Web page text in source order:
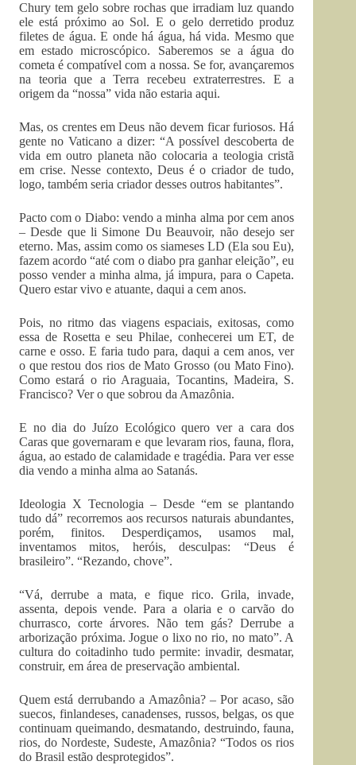
Chury tem gelo sobre rochas que irradiam luz quando
ele está próximo ao Sol. E o gelo derretido produz
filetes de água. E onde há água, há vida. Mesmo que
em estado microscópico. Saberemos se a água do
cometa é compatível com a nossa. Se for, avançaremos
na teoria que a Terra recebeu extraterrestres. E a
origem da “nossa” vida não estaria aqui.
Mas, os crentes em Deus não devem ficar furiosos. Há
gente no Vaticano a dizer: “A possível descoberta de
vida em outro planeta não colocaria a teologia cristã
em crise. Nesse contexto, Deus é o criador de tudo,
logo, também seria criador desses outros habitantes”.
Pacto com o Diabo: vendo a minha alma por cem anos
– Desde que li Simone Du Beauvoir, não desejo ser
eterno. Mas, assim como os siameses LD (Ela sou Eu),
fazem acordo “até com o diabo pra ganhar eleição”, eu
posso vender a minha alma, já impura, para o Capeta.
Quero estar vivo e atuante, daqui a cem anos.
Pois, no ritmo das viagens espaciais, exitosas, como
essa de Rosetta e seu Philae, conhecerei um ET, de
carne e osso. E faria tudo para, daqui a cem anos, ver
o que restou dos rios de Mato Grosso (ou Mato Fino).
Como estará o rio Araguaia, Tocantins, Madeira, S.
Francisco? Ver o que sobrou da Amazônia.
E no dia do Juízo Ecológico quero ver a cara dos
Caras que governaram e que levaram rios, fauna, flora,
água, ao estado de calamidade e tragédia. Para ver esse
dia vendo a minha alma ao Satanás.
Ideologia X Tecnologia – Desde “em se plantando
tudo dá” recorremos aos recursos naturais abundantes,
porém, finitos. Desperdiçamos, usamos mal,
inventamos mitos, heróis, desculpas: “Deus é
brasileiro”. “Rezando, chove”.
“Vá, derrube a mata, e fique rico. Grila, invade,
assenta, depois vende. Para a olaria e o carvão do
churrasco, corte árvores. Não tem gás? Derrube a
arborização próxima. Jogue o lixo no rio, no mato”. A
cultura do coitadinho tudo permite: invadir, desmatar,
construir, em área de preservação ambiental.
Quem está derrubando a Amazônia? – Por acaso, são
suecos, finlandeses, canadenses, russos, belgas, os que
continuam queimando, desmatando, destruindo, fauna,
rios, do Nordeste, Sudeste, Amazônia? “Todos os rios
do Brasil estão desprotegidos”.